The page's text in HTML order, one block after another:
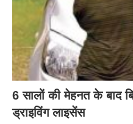
6 सालों की मेहनत के बाद
ड्राइविंग लाइसेंस